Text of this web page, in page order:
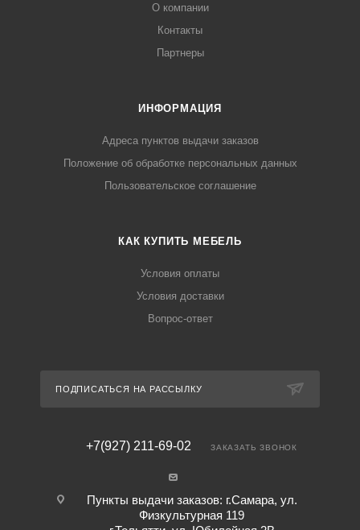
О компании
Контакты
Партнеры
ИНФОРМАЦИЯ
Адреса пунктов выдачи заказов
Положение об обработке персональных данных
Пользовательское соглашение
КАК КУПИТЬ МЕБЕЛЬ
Условия оплаты
Условия доставки
Вопрос-ответ
ПОДПИСАТЬСЯ НА РАССЫЛКУ
+7(927) 211-69-02 ЗАКАЗАТЬ ЗВОНОК
Пункты выдачи заказов: г.Самара, ул.
Физкультурная 119